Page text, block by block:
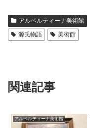
アルベルティーナ美術館
源氏物語
美術館
関連記事
アルベルティーナ美術館